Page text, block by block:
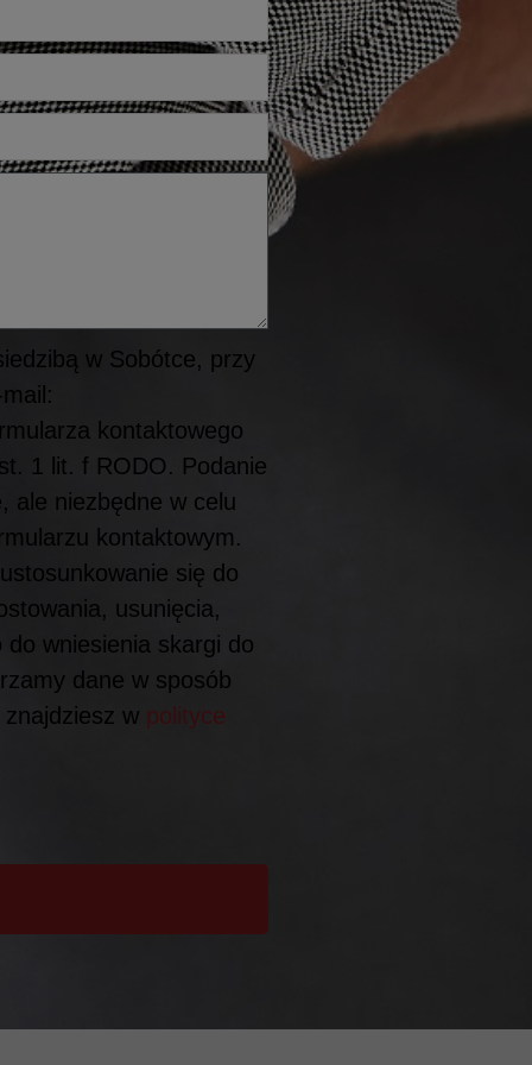
w Sobótce, przy
kontaktowego
1 lit. f RODO. Podanie
ale niezbędne w celu
kontaktowym.
się do
usunięcia,
wniesienia skargi do
dane w sposób
w polityce